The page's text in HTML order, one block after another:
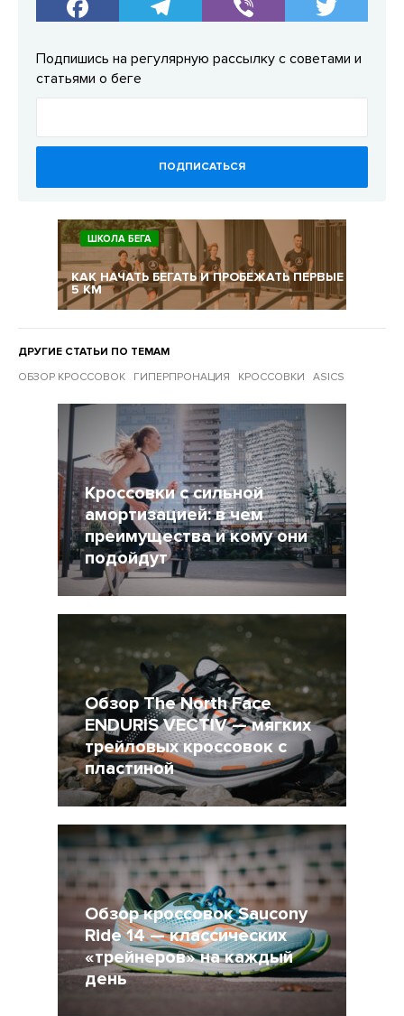
Подпишись на регулярную рассылку с советами и
статьями о беге
ПОДПИСАТЬСЯ
ШКОЛА БЕГА
КАК НАЧАТЬ БЕГАТЬ И ПРОБЕЖАТЬ ПЕРВЫЕ
5 КМ
ДРУГИЕ СТАТЬИ ПО ТЕМАМ
ОБЗОР КРОССОВОК
ГИПЕРПРОНАЦИЯ КРОССОВКИ ASICS
Другие статьи по темам
Кроссовки с сильной
амортизацией: в чем
преимущества и кому они
подойдут
Обзор The North Face
ENDURIS VECTIV — мягких
трейловых кроссовок с
пластиной
Обзор кроссовок Saucony
Ride 14 — классических
«трейнеров» на каждый
день